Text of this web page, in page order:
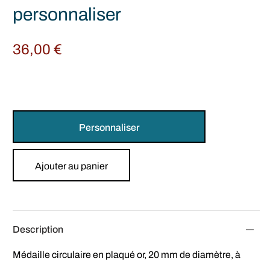
personnaliser
36,00€
Personnaliser
Ajouter au panier
Description
Médaille circulaire en plaqué or, 20 mm de diamètre, à